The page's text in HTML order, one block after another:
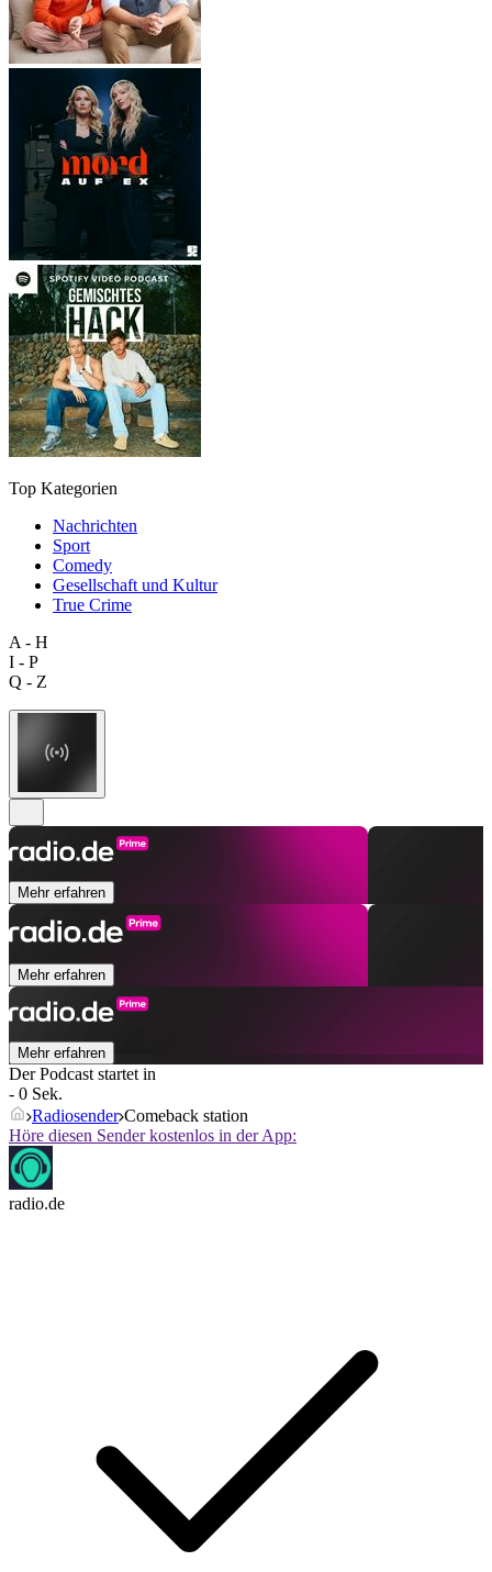
Top Kategorien
Nachrichten
Sport
Comedy
Gesellschaft und Kultur
True Crime
A - H
I - P
Q - Z
Mehr erfahren
Mehr erfahren
Mehr erfahren
Der Podcast startet in
- 0 Sek.
Radiosender Comeback station
Höre diesen Sender kostenlos in der App:
radio.de